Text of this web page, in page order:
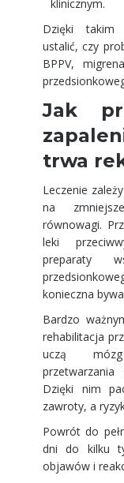
klinicznym.
Dzięki takim
ustalić, czy
BPPV,
Jak
trwa
Leczenie
na
równowagi.
leki
preparaty
konieczna
Bardzo
rehabilitacja
uczą mózg
Dzięki nim
zawroty, a
Powrót do
dni do kilku
objawów i